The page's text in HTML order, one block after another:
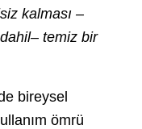
kalması –
temiz bir
bireysel
ömrü